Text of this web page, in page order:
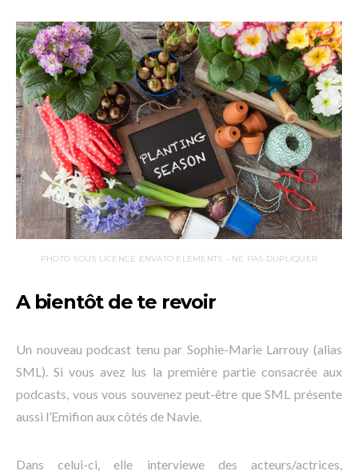
PHOTO SOUS LICENCE ENVATO ELEMENTS – NE PAS DUPLIQUER
A bientôt de te revoir
Un nouveau podcast tenu par Sophie-Marie Larrouy (alias
SML). Si vous avez lus la première partie consacrée aux
podcasts, vous vous souvenez peut-être que SML présente
aussi l’Emifion aux côtés de Navie.
Dans celui-ci, elle interviewe des acteurs/actrices,